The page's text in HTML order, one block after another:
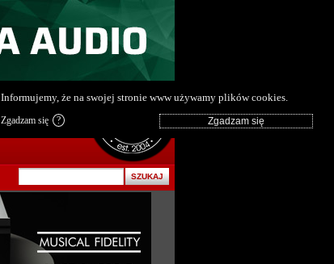
Informujemy, że na swojej stronie www używamy plików cookies.
Zgadzam się ?